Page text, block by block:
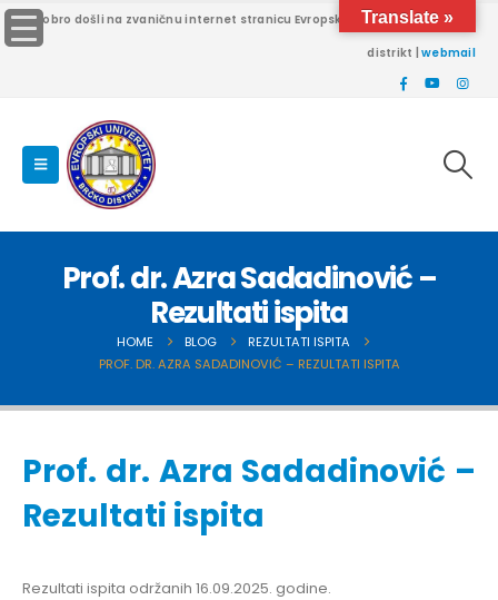
Dobro došli na zvaničnu internet stranicu Evropskog univerziteta Brčko
distrikt |webmail
Prof. dr. Azra Sadadinović –
Rezultati ispita
HOME BLOG
REZULTATI ISPITA
PROF. DR. AZRA SADADINOVIĆ – REZULTATI ISPITA
Prof. dr. Azra Sadadinović –
Rezultati ispita
Rezultati ispita održanih 16.09.2025. godine.
Translate »